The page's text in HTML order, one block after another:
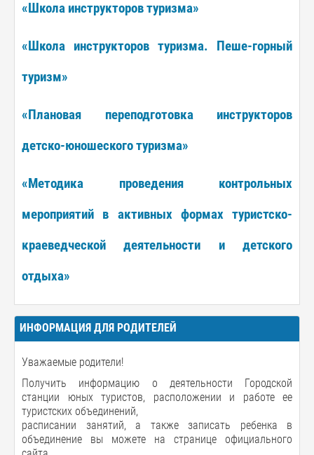
«Школа инструкторов туризма»
«Школа инструкторов туризма. Пеше-горный
туризм»
«Плановая переподготовка инструкторов
детско-юношеского туризма»
«Методика проведения контрольных
мероприятий в активных формах туристско-
краеведческой деятельности и детского
отдыха»
ИНФОРМАЦИЯ ДЛЯ РОДИТЕЛЕЙ
Уважаемые родители!
Получить информацию о деятельности Городской
станции юных туристов, расположении и работе ее
туристских объединений,
расписании занятий, а также записать ребенка в
объединение вы можете на странице официального